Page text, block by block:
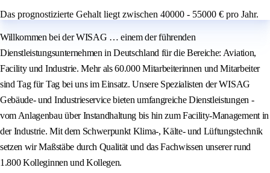
Das prognostizierte Gehalt liegt zwischen 40000 - 55000 € pro Jahr.
Willkommen bei der WISAG … einem der führenden
Dienstleistungsunternehmen in Deutschland für die Bereiche: Aviation,
Facility und Industrie. Mehr als 60.000 Mitarbeiterinnen und Mitarbeiter
sind Tag für Tag bei uns im Einsatz. Unsere Spezialisten der WISAG
Gebäude- und Industrieservice bieten umfangreiche Dienstleistungen -
vom Anlagenbau über Instandhaltung bis hin zum Facility-Management in
der Industrie. Mit dem Schwerpunkt Klima-, Kälte- und Lüftungstechnik
setzen wir Maßstäbe durch Qualität und das Fachwissen unserer rund
1.800 Kolleginnen und Kollegen.